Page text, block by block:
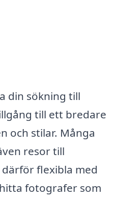
din sökning till
till ett bredare
och stilar. Många
resor till
flexibla med
fotografer som